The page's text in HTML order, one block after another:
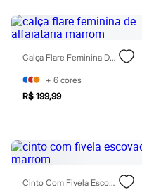
Sandálias
Tênis
Diversão
Marcas
Baby Club
Fifteen
Miss Fifteen
Palomino
Cuecas
Meias
Pijamas
Moda praia
Calça Flare Feminina De Alfaiataria Marrom
+ 6 cores
R$ 199,99
Cinto Com Fivela Escovada Marrom